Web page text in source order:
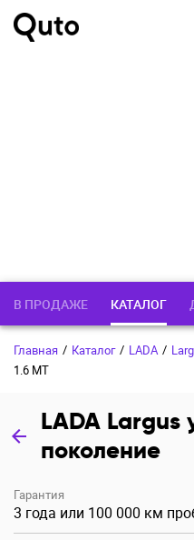
В ПРОДАЖЕ КАТАЛОГ
Главная / Каталог / LADA /
1.6 MT
LADA Largus
поколение
Гарантия
3 года или 100 000 км